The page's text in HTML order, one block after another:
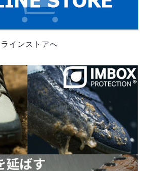
インストアへ